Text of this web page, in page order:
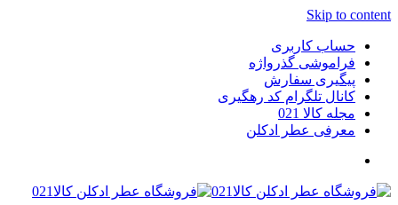
Skip to content
حساب کاربری
فراموشی گذرواژه
پیگیری سفارش
کانال تلگرام کد رهگیری
مجله کالا 021
معرفی عطر ادکلن